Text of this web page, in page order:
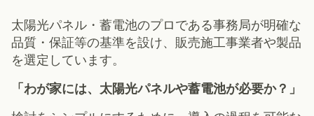
太陽光パネル・蓄電池のプロである事務局が明確な
品質・保証等の基準を設け、販売施工事業者や製品
を選定しています。
「わが家には、太陽光パネルや蓄電池が必要か？」